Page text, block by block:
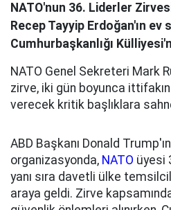
NATO'nun 36. Liderler
Recep Tayyip Erdoğan'ın
Cumhurbaşkanlığı
NATO Genel Sekreteri Mark
zirve, iki gün boyunca
verecek kritik başlıklara
ABD Başkanı Donald Trump'ın
organizasyonda, NATO üyesi
yanı sıra davetli ülke
araya geldi. Zirve